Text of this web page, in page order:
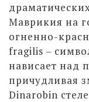
Маврикия на
огненно-
fragilis –
нависает над
причудливая
Dinarobin